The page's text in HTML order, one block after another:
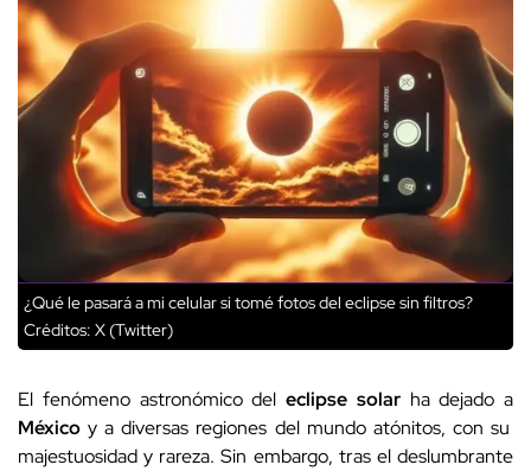
¿Qué le pasará a mi celular si tomé fotos del eclipse sin filtros?
Créditos: X (Twitter)
El fenómeno astronómico del eclipse solarha dejado a
México y a diversas regiones del mundo atónitos, con su
majestuosidad y rareza. Sin embargo, tras el deslumbrante